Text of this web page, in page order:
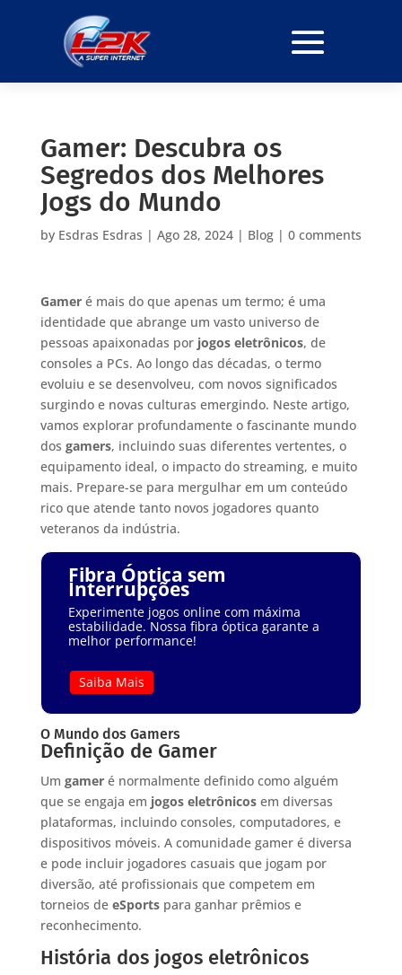
Gamer: Descubra os
Segredos dos Melhores
Jogs do Mundo
by Esdras Esdras | Ago 28, 2024| Blog| 0 comments
Gameré mais do que apenas um termo; é uma
identidade que abrange um vasto universo de
pessoas apaixonadas por jogos eletrônicos, de
consoles a PCs. Ao longo das décadas, o termo
evoluiu e se desenvolveu, com novos significados
surgindo e novas culturas emergindo. Neste artigo,
vamos explorar profundamente o fascinante mundo
dos gamers, incluindo suas diferentes vertentes, o
equipamento ideal, o impacto do streaming, e muito
mais. Prepare-se para mergulhar em um conteúdo
rico que atende tanto novos jogadores quanto
veteranos da indústria.
Fibra Óptica sem
Interrupções
Experimente jogos online com máxima
estabilidade. Nossa fibra óptica garante a
melhor performance!
Saiba Mais
O Mundo dos Gamers
Definição de Gamer
Um gameré normalmente definido como alguém
que se engaja em jogos eletrônicosem diversas
plataformas, incluindo consoles, computadores, e
dispositivos móveis. A comunidade gamer é diversa
e pode incluir jogadores casuais que jogam por
diversão, até profissionais que competem em
torneios de eSportspara ganhar prêmios e
reconhecimento.
História dos jogos eletrônicos